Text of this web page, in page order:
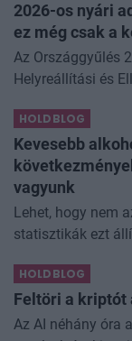
2026-os nyári
ez még csak a
Az Országgyűlés
Helyreállítási és
kapcsolódó
HOLDBLOG
Kevesebb
vagyunk
Lehet, hogy nem
statisztikák ezt
Kevesebb alkoholt
HOLDBLOG
Feltöri a kriptót
Az AI néhány óra